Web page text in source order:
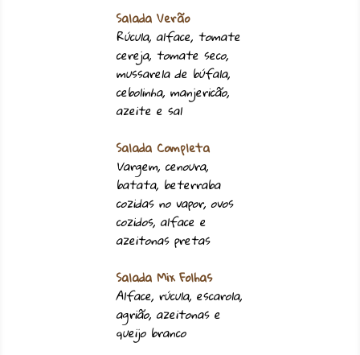
Salada Verão
Rúcula, alface, tomate
cereja, tomate seco,
mussarela de búfala,
cebolinha, manjericão,
azeite e sal
Salada Completa
Vargem, cenoura,
batata, beterraba
cozidas no vapor, ovos
cozidos, alface e
azeitonas pretas
Salada Mix Folhas
Alface, rúcula, escarola,
agrião, azeitonas e
queijo branco